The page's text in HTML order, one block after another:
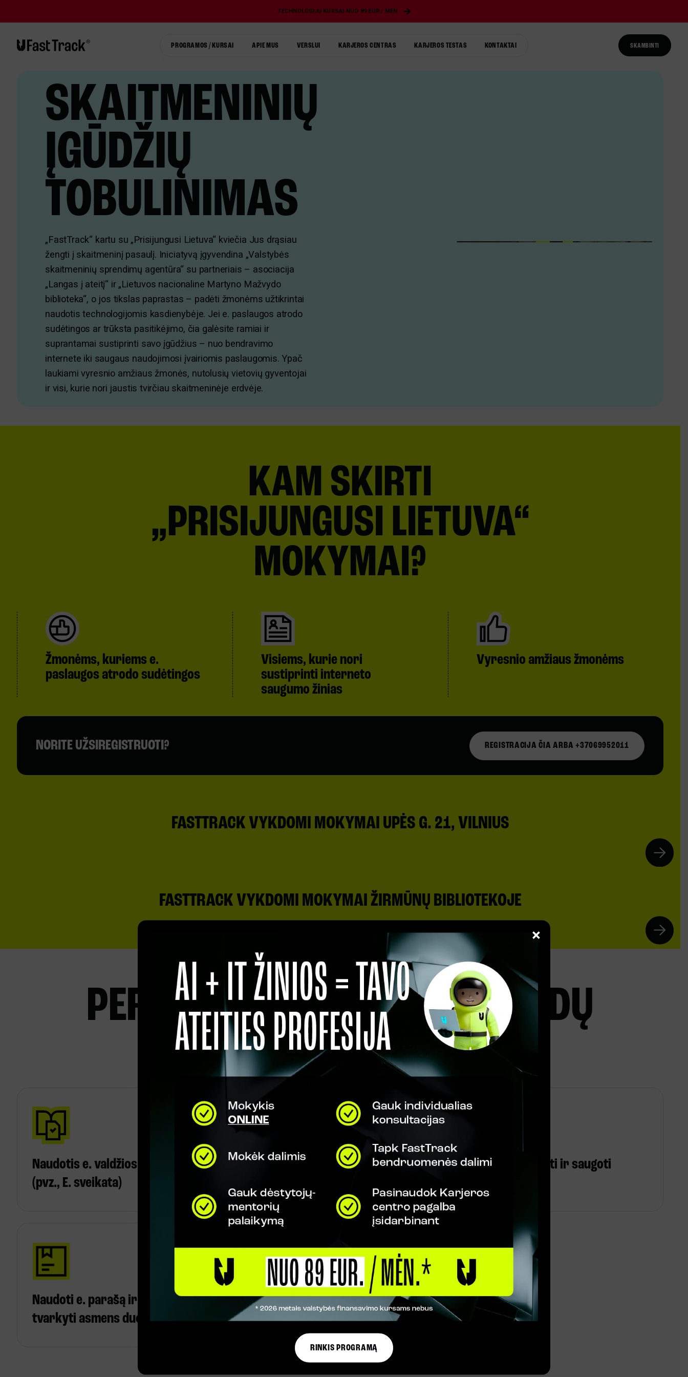
TECHNOLOGIJŲ KURSAI NUO 89 EUR./ MĖN.
PROGRAMOS / KURSAI APIE MUS VERSLUI KARJEROS CENTRAS KARJEROS TESTAS KONTAKTAI SKAMBINTI
SKAITMENINIŲ
ĮGŪDŽIŲ
TOBULINIMAS
„FastTrack“ kartu su „Prisijungusi Lietuva“ kviečia Jus drąsiau
žengti į skaitmeninį pasaulį. Iniciatyvą įgyvendina „Valstybės
skaitmeninių sprendimų agentūra“ su partneriais – asociacija
„Langas į ateitį“ ir „Lietuvos nacionaline Martyno Mažvydo
biblioteka“, o jos tikslas paprastas – padėti žmonėms užtikrintai
naudotis technologijomis kasdienybėje. Jei e. paslaugos atrodo
sudėtingos ar trūksta pasitikėjimo, čia galėsite ramiai ir
suprantamai sustiprinti savo įgūdžius – nuo bendravimo
internete iki saugaus naudojimosi įvairiomis paslaugomis. Ypač
laukiami vyresnio amžiaus žmonės, nutolusių vietovių gyventojai
ir visi, kurie nori jaustis tvirčiau skaitmeninėje erdvėje.
KAM SKIRTI
„PRISIJUNGUSI LIETUVA“
MOKYMAI?
Žmonėms, kuriems e.
paslaugos atrodo sudėtingos
Visiems, kurie nori
sustiprinti interneto
saugumo žinias
Vyresnio amžiaus žmonėms
NORITE UŽSIREGISTRUOTI? REGISTRACIJA ČIA ARBA +37069952011
FASTTRACK VYKDOMI MOKYMAI UPĖS G. 21, VILNIUS
FASTTRACK VYKDOMI MOKYMAI ŽIRMŪNŲ BIBLIOTEKOJE
PER 12 AKADEMINIŲ VALANDŲ
IŠMOKSITE
Naudotis e. valdžios paslaugomis
(pvz., E. sveikata)
Pildyti internetines formas ir
Kurti, redaguoti ir saugoti
Naudoti e. parašą ir saugiai
tvarkyti asmens duomenis
Atpažinti sukčiavimą ir kurti
saugius slaptažodžius
RINKIS PROGRAMĄ
×